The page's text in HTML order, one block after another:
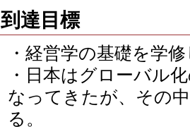
到達目標
・経営学の基礎を学
・日本はグローバル
なってきたが、その
る。